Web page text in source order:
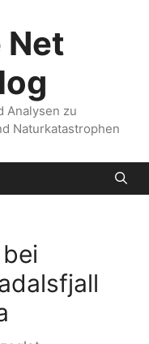
Net
Analysen zu
Naturkatastrophen